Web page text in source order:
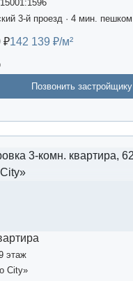
3-й проезд · 4 мин. пешком
₽142 139 ₽/м²
Позвонить застройщику
этаж
City»